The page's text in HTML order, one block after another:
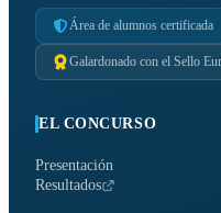
Área de alumnos certificada
Galardonado con el Sello
EL CONCURSO
Presentación
Resultados